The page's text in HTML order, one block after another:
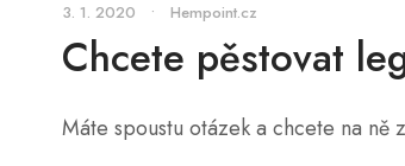
3. 1. 2020 • Hempoint.cz
Chcete pěstovat
Máte spoustu otázek a chcete na ně